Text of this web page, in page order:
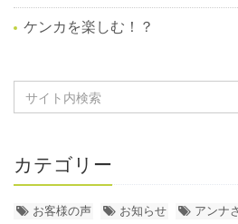
ケンカを楽しむ！？
カテゴリー
お客様の声 お知らせ
アンナ